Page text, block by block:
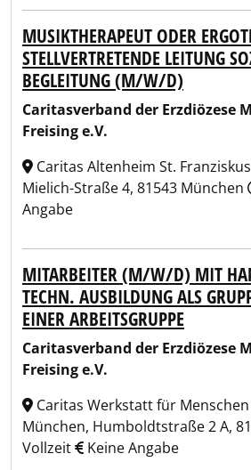
MUSIKTHERAPEUT ODER
STELLVERTRETENDE LEITUNG
BEGLEITUNG (M/W/D)
Caritasverband der Erzdiözese
Freising e.V.
Caritas Altenheim St.
Mielich-Straße 4, 81543 München
Angabe
MITARBEITER (M/W/D) MIT
TECHN. AUSBILDUNG ALS
EINER ARBEITSGRUPPE
Caritasverband der Erzdiözese
Freising e.V.
Caritas Werkstatt für
München, Humboldtstraße 2 A,
Vollzeit
Keine Angabe